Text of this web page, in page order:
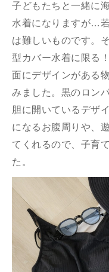
子どもたちと一緒に
水着になりますが…
は難しいものです。
型カバー水着に限る
面にデザインがある
みました。黒のロン
胆に開いているデザ
になるお腹周りや、
てくれるので、子育
た。